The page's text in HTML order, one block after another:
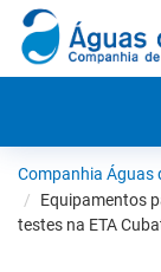
Companhia Águas
Equipamentos
testes na ETA